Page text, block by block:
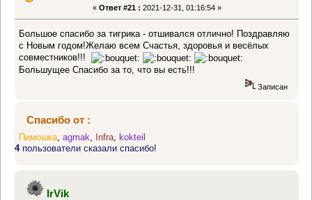
« Ответ #21 : 2021-12-31, 01:16:54 »
Большое спасибо за тигрика - отшивался отлично! Поздравляю
с Новым годом!Желаю всем Счастья, здоровья и весёлых
совместников!!!
Большущее Спасибо за то, что вы есть!!!
Записан
Спасибо от :
Пимошка ,agmak Infra
kokteil
4пользователи сказали спасибо!
IrVik